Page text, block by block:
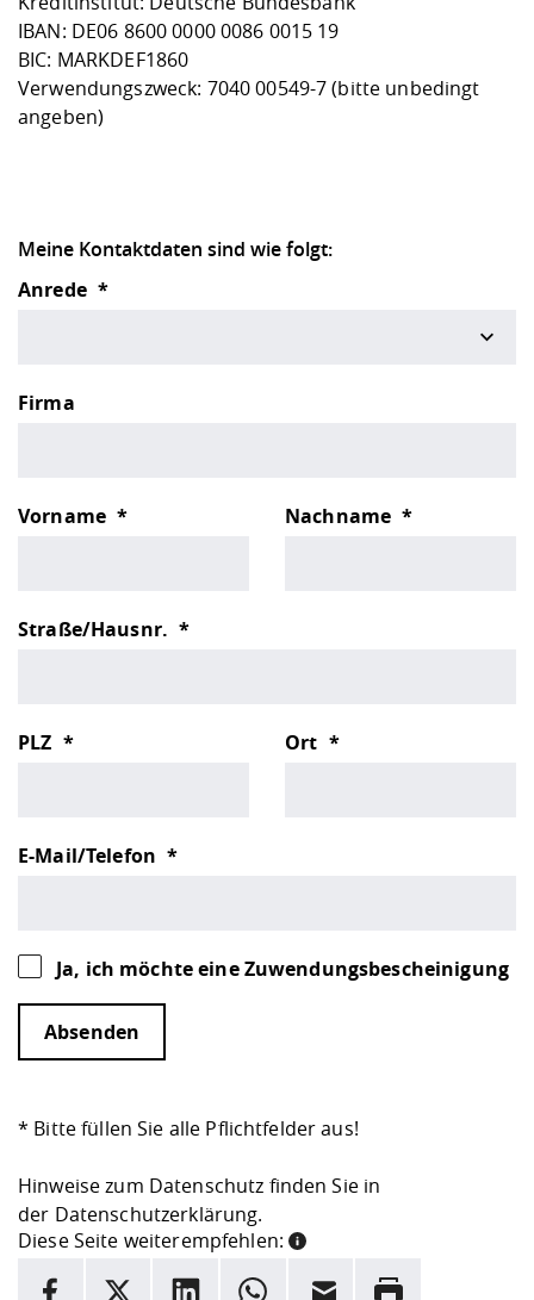
IBAN: DE06 8600 0000 0086 0015 19
BIC: MARKDEF1860
Verwendungszweck: 7040 00549-7 (bitte unbedingt
angeben)
Meine Kontaktdaten sind wie folgt:
Anrede
Firma
Vorname Nachname
Straße/Hausnr.
PLZ Ort
E-Mail/Telefon
Ja, ich möchte eine Zuwendungsbescheinigung
Absenden
* Bitte füllen Sie alle Pflichtfelder aus!
Hinweise zum Datenschutz finden Sie in
der Datenschutzerklärung.
Diese Seite weiterempfehlen:
INFORMATION
Facebook
X LinkedInWhatsappE-Mail Drucken